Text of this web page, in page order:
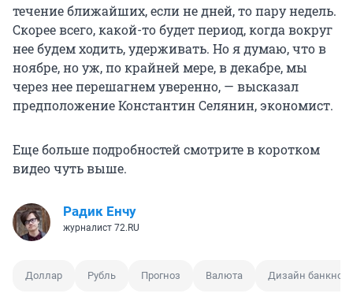
течение ближайших, если не дней, то пару недель.
Скорее всего, какой-то будет период, когда вокруг
нее будем ходить, удерживать. Но я думаю, что в
ноябре, но уж, по крайней мере, в декабре, мы
через нее перешагнем уверенно, — высказал
предположение Константин Селянин, экономист.
Еще больше подробностей смотрите в коротком
видео чуть выше.
Радик Енчу
журналист 72.RU
Доллар Рубль Прогноз Валюта Дизайн банкнот